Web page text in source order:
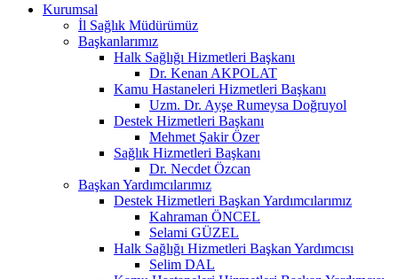
Kurumsal
İl Sağlık Müdürümüz
Başkanlarımız
Halk Sağlığı Hizmetleri Başkanı
Dr. Kenan AKPOLAT
Kamu Hastaneleri Hizmetleri Başkanı
Uzm. Dr. Ayşe Rumeysa Doğruyol
Destek Hizmetleri Başkanı
Mehmet Şakir Özer
Sağlık Hizmetleri Başkanı
Dr. Necdet Özcan
Başkan Yardımcılarımız
Destek Hizmetleri Başkan Yardımcılarımız
Kahraman ÖNCEL
Selami GÜZEL
Halk Sağlığı Hizmetleri Başkan Yardımcısı
Selim DAL